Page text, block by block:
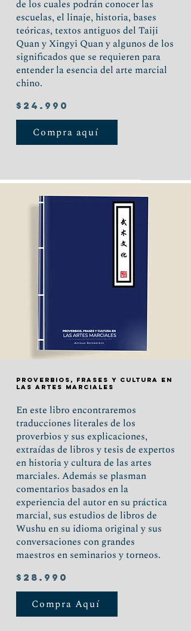
de los cuales podrán conocer las
escuelas, el linaje, historia, bases
teóricas, textos antiguos del Taiji
Quan y Xingyi Quan y algunos de los
significados que se requieren para
entender la esencia del arte marcial
chino.
$24.990
Compra aquí
PROVERBIOS, FRASES Y CULTURA EN
LAS ARTES MARCIALES
En este libro encontraremos
traducciones literales de los
proverbios y sus explicaciones,
extraídas de libros y tesis de expertos
en historia y cultura de las artes
marciales. Además se plasman
comentarios basados en la
experiencia del autor en su práctica
marcial, sus estudios de libros de
Wushu en su idioma original y sus
conversaciones con grandes
maestros en seminarios y torneos.
$28.990
Compra Aquí